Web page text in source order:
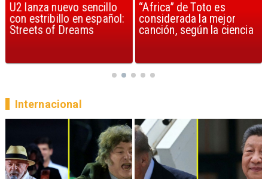
U2 lanza nuevo sencillo
con estribillo en español:
Streets of Dreams
“Africa” de Toto es
considerada la mejor
canción, según la ciencia
Internacional